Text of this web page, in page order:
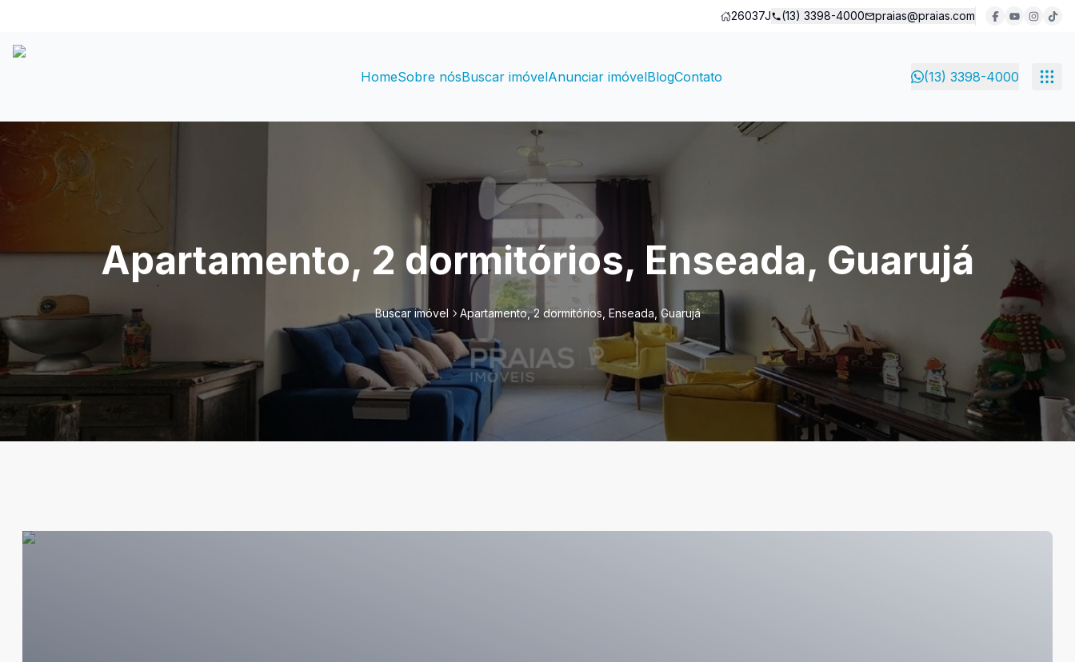
26037J (13) 3398-4000 praias@praias.com
HomeSobre nósBuscar imóvelAnunciar imóvelBlogContato (13) 3398-4000
Apartamento, 2 dormitórios, Enseada, Guarujá
Buscar imóvel Apartamento, 2 dormitórios, Enseada, Guarujá